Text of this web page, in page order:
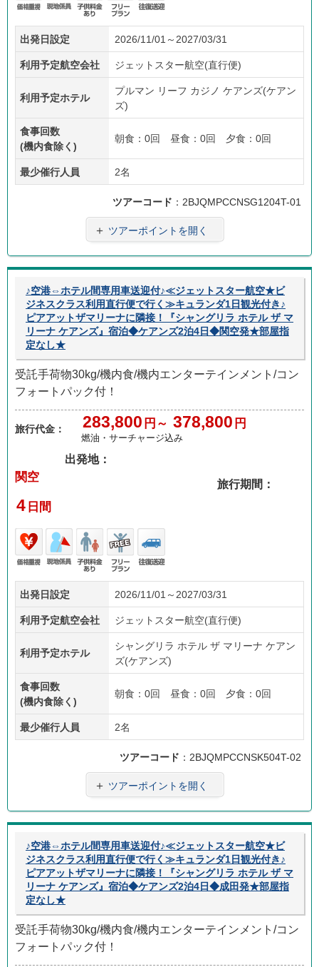
価格
重視
現地
係員
子供
あり
フリ
ープ
ラン
往復
送迎
出発日設定 2026/11/01～2027/03/31
利用予定航空会社 ジェットスター航空(直行便)
利用予定ホテル
プルマン リーフ カジノ ケアンズ(ケアン
ズ)
食事回数
(機内食除く)
朝食：0回 昼食：0回 夕食：0回
最少催行人員 2名
ツアーコード ：2BJQMPCCNSG1204T-01
＋ ツアーポイントを開く
♪空港⇔ホテル間専用車送迎付♪≪ジェットスター航空★ビ
ジネスクラス利用直行便で行く≫キュランダ1日観光付き♪
ピアアットザマリーナに隣接！『シャングリラ ホテル ザ マ
リーナ ケアンズ』宿泊◆ケアンズ2泊4日◆関空発★部屋指
定なし★
受託手荷物30kg/機内食/機内エンターテインメント/コン
フォートパック付！
旅行代金： 283,800 円～ 378,800 円
燃油・サーチャージ込み
出発地：
関空
旅行期間：
4 日間
価格
重視
現地
係員
子供
あり
フリ
ープ
ラン
往復
送迎
出発日設定 2026/11/01～2027/03/31
利用予定航空会社 ジェットスター航空(直行便)
利用予定ホテル
シャングリラ ホテル ザ マリーナ ケアン
ズ(ケアンズ)
食事回数
(機内食除く)
朝食：0回 昼食：0回 夕食：0回
最少催行人員 2名
ツアーコード ：2BJQMPCCNSK504T-02
＋ ツアーポイントを開く
♪空港⇔ホテル間専用車送迎付♪≪ジェットスター航空★ビ
ジネスクラス利用直行便で行く≫キュランダ1日観光付き♪
ピアアットザマリーナに隣接！『シャングリラ ホテル ザ マ
リーナ ケアンズ』宿泊◆ケアンズ2泊4日◆成田発★部屋指
定なし★
受託手荷物30kg/機内食/機内エンターテインメント/コン
フォートパック付！